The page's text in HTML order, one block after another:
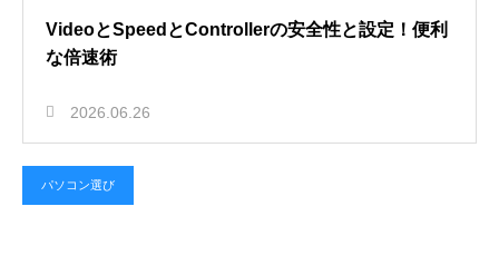
VideoとSpeedとControllerの安全性と設定！便利
な倍速術
2026.06.26
パソコン選び